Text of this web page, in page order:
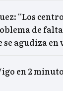
“Los
de
agudiza en
en 2